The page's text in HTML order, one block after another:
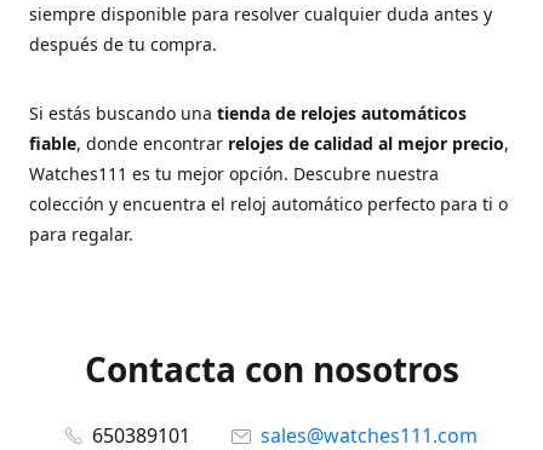
siempre disponible para resolver cualquier duda antes y
después de tu compra.
Si estás buscando una tienda de relojes automáticos
fiable, donde encontrar relojes de calidad al mejor precio,
Watches111 es tu mejor opción. Descubre nuestra
colección y encuentra el reloj automático perfecto para ti o
para regalar.
Contacta con nosotros
650389101
sales@watches111.com